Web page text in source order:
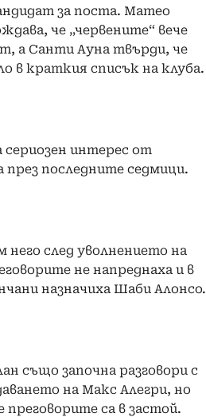
за поста. Матео
че „червените“ вече
а Санти Ауна твърди, че
в краткия списък на клуба.
интерес от
през последните седмици.
след уволнението на
не напреднаха и в
назначиха Шаби Алонсо.
също започна разговори с
на Макс Алегри, но
са в застой.